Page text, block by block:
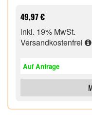
Bluetooth®, USB
Ladeschale, USB
Lieferumfang,
49,97 €
inkl. 19% MwSt.
Versandkostenfrei
Auf Anfrage